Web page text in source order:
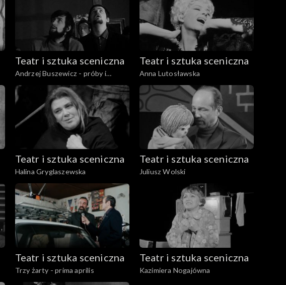
Teatr i sztuka sceniczna
Andrzej Buszewicz - próby i
fragmenty spektaklu "Dziady"
Teatr i sztuka sceniczna
Anna Lutosławska
Teatr i sztuka sceniczna
Halina Gryglaszewska
Teatr i sztuka sceniczna
Juliusz Wolski
Teatr i sztuka sceniczna
Trzy żarty - prima aprilis
Teatr i sztuka sceniczna
Kazimiera Nogajówna